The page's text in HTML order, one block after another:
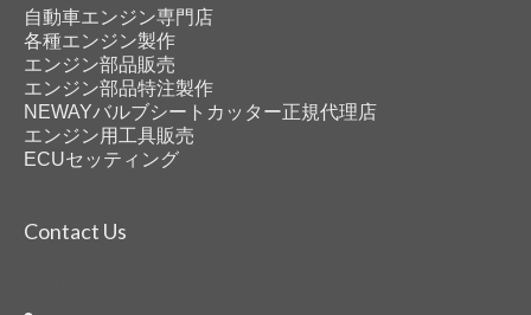
自動車エンジン専門店
各種エンジン製作
エンジン部品販売
エンジン部品特注製作
NEWAYバルブシートカッター正規代理店
エンジン用工具販売
ECUセッティング
Contact Us